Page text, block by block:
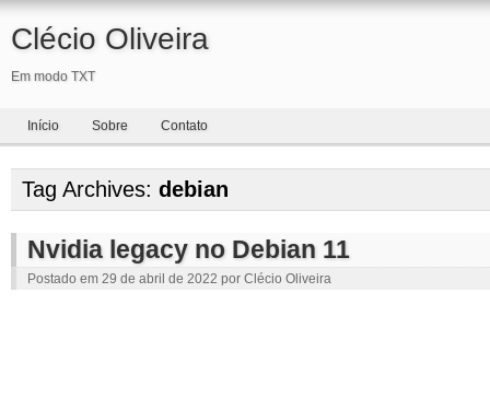
Clécio Oliveira
Em modo TXT
Início Sobre Contato
Tag Archives: debian
Nvidia legacy no Debian 11
Postado em 29 de abril de 2022 por Clécio Oliveira